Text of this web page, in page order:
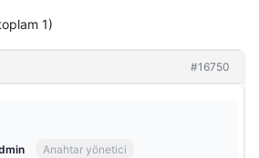
1)
#16750
Anahtar yönetici